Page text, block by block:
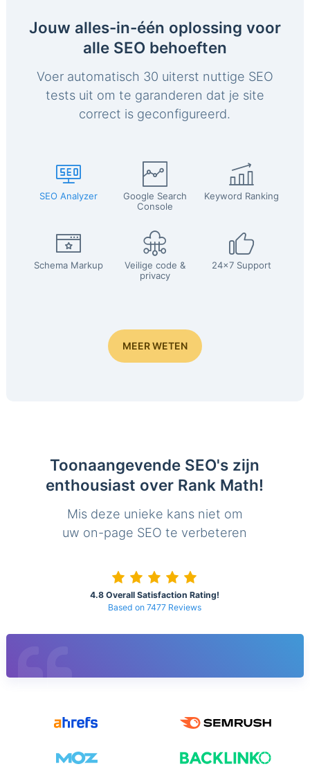
Jouw alles-in-één oplossing voor
alle SEO behoeften
Voer automatisch 30 uiterst nuttige SEO
tests uit om te garanderen dat je site
correct is geconfigureerd.
SEO Analyzer
Google Search
Console
Keyword Ranking
Schema Markup
Veilige code &
privacy
24x7 Support
MEER WETEN
Toonaangevende SEO's zijn
enthousiast over Rank Math!
Mis deze unieke kans niet om
uw on-page SEO te verbeteren
4.8 Overall Satisfaction Rating!
Based on 7477 Reviews